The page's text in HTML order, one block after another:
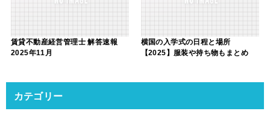
賃貸不動産経営管理士 解答速報
2025年11月
横国の入学式の日程と場所
【2025】服装や持ち物もまとめ
カテゴリー